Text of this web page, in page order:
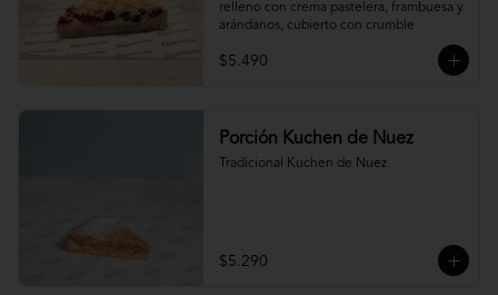
relleno con crema pastelera, frambuesa y
arándanos, cubierto con crumble
$5.490
Porción Kuchen de Nuez
Tradicional Kuchen de Nuez
$5.290